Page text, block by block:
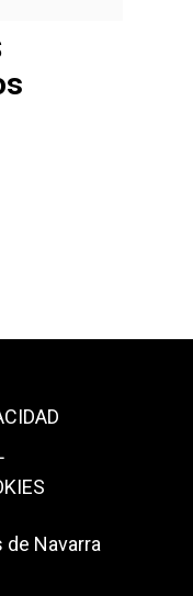
Navarra